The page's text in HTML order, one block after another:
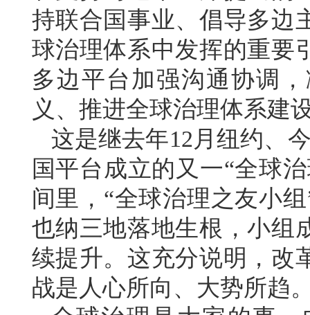
持联合国事业、倡导多边
球治理体系中发挥的重要
多边平台加强沟通协调
义、推进全球治理体系建
这是继去年12月纽约、
国平台成立的又一“全球
间里，“全球治理之友小
也纳三地落地生根，小组
续提升。这充分说明，改
战是人心所向、大势所趋